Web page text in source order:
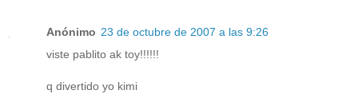
Anónimo 23 de octubre de 2007 a las 9:26
viste pablito ak toy!!!!!!
q divertido yo kimi